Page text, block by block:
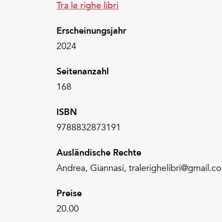
Tra le righe libri
Erscheinungsjahr
2024
Seitenanzahl
168
ISBN
9788832873191
Ausländische Rechte
Andrea, Giannasi,
Preise
20.00